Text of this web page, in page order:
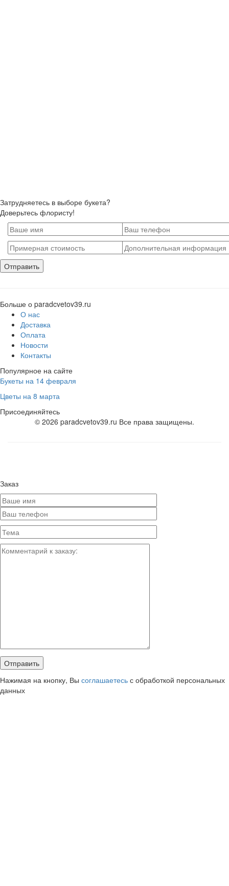
Затрудняетесь в выборе букета?
Доверьтесь флористу!
Больше о paradcvetov39.ru
О нас
Доставка
Оплата
Новости
Контакты
Популярное на сайте
Букеты на 14 февраля
Цветы на 8 марта
Присоединяйтесь
© 2026 paradcvetov39.ru Все права защищены.
Заказ
Нажимая на кнопку, Вы соглашаетесь с обработкой персональных
данных